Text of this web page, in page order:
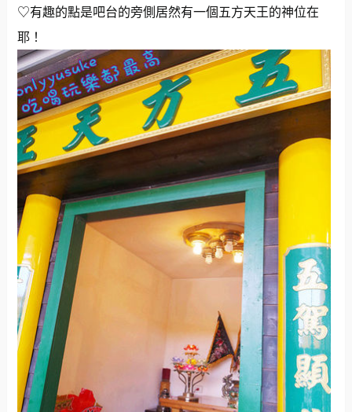
♡有趣的點是吧台的旁側居然有一個五方天王的神位在
耶！